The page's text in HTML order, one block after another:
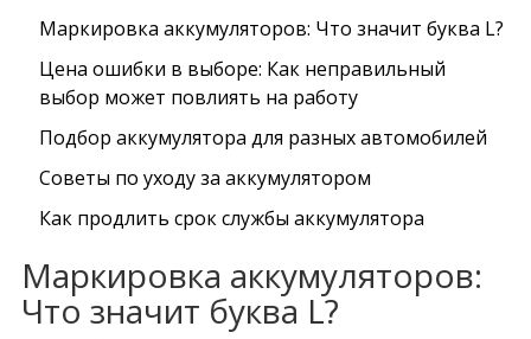
Маркировка аккумуляторов: Что значит буква L?
Цена ошибки в выборе: Как неправильный
выбор может повлиять на работу
Подбор аккумулятора для разных автомобилей
Советы по уходу за аккумулятором
Как продлить срок службы аккумулятора
Маркировка аккумуляторов:
Что значит буква L?